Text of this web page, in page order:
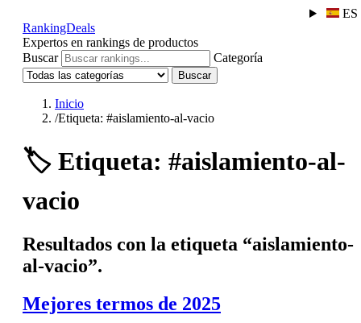
ES
RankingDeals
Expertos en rankings de productos
Buscar
Categoría
Buscar
Inicio
/Etiqueta: #aislamiento-al-vacio
🏷️ Etiqueta: #aislamiento-al-
vacio
Resultados con la etiqueta “aislamiento-
al-vacio”.
Mejores termos de 2025